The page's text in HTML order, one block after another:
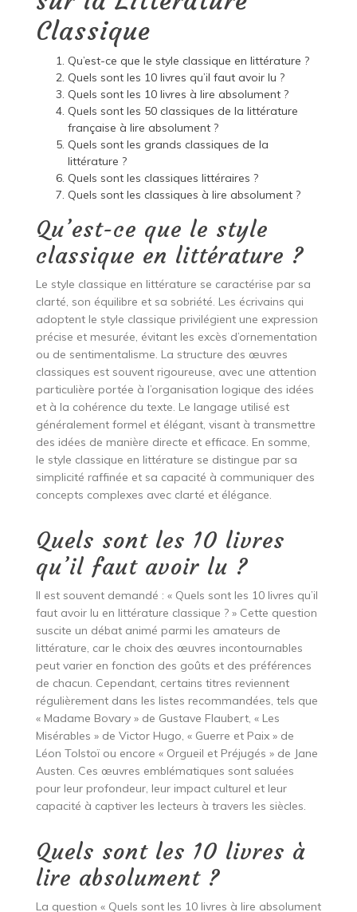
Classique
Qu’est-ce que le style classique en littérature ?
Quels sont les 10 livres qu’il faut avoir lu ?
Quels sont les 10 livres à lire absolument ?
Quels sont les 50 classiques de la littérature
française à lire absolument ?
Quels sont les grands classiques de la
littérature ?
Quels sont les classiques littéraires ?
Quels sont les classiques à lire absolument ?
Qu’est-ce que le style
classique en littérature ?
Le style classique en littérature se caractérise par sa
clarté, son équilibre et sa sobriété. Les écrivains qui
adoptent le style classique privilégient une expression
précise et mesurée, évitant les excès d’ornementation
ou de sentimentalisme. La structure des œuvres
classiques est souvent rigoureuse, avec une attention
particulière portée à l’organisation logique des idées
et à la cohérence du texte. Le langage utilisé est
généralement formel et élégant, visant à transmettre
des idées de manière directe et efficace. En somme,
le style classique en littérature se distingue par sa
simplicité raffinée et sa capacité à communiquer des
concepts complexes avec clarté et élégance.
Quels sont les 10 livres
qu’il faut avoir lu ?
Il est souvent demandé : « Quels sont les 10 livres qu’il
faut avoir lu en littérature classique ? » Cette question
suscite un débat animé parmi les amateurs de
littérature, car le choix des œuvres incontournables
peut varier en fonction des goûts et des préférences
de chacun. Cependant, certains titres reviennent
régulièrement dans les listes recommandées, tels que
« Madame Bovary » de Gustave Flaubert, « Les
Misérables » de Victor Hugo, « Guerre et Paix » de
Léon Tolstoï ou encore « Orgueil et Préjugés » de Jane
Austen. Ces œuvres emblématiques sont saluées
pour leur profondeur, leur impact culturel et leur
capacité à captiver les lecteurs à travers les siècles.
Quels sont les 10 livres à
lire absolument ?
La question « Quels sont les 10 livres à lire absolument